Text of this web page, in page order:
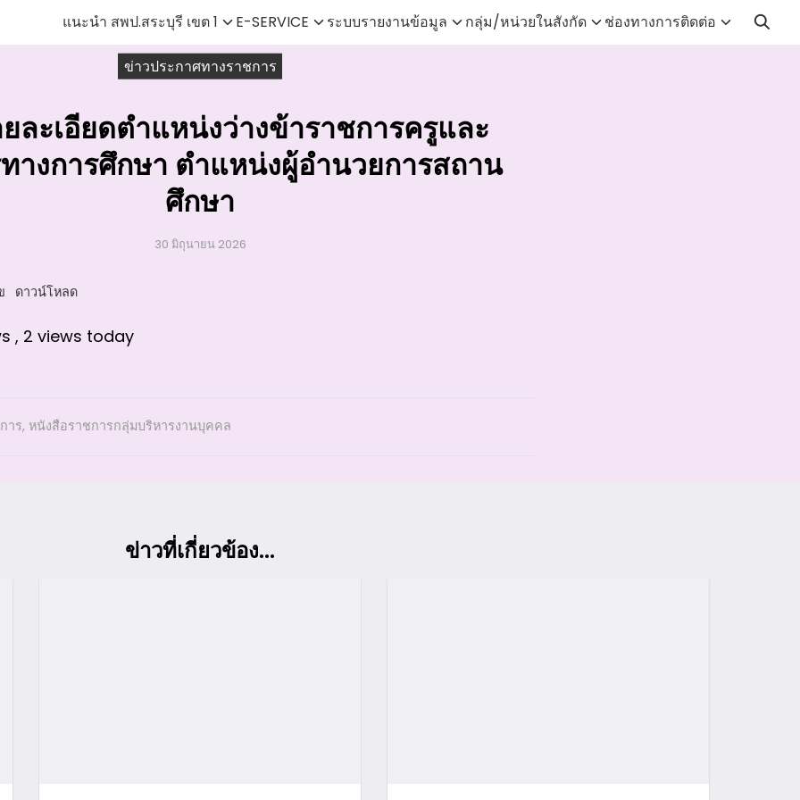
แนะนำ สพป.สระบุรี เขต 1 E-SERVICE ระบบรายงานข้อมูล กลุ่ม/หน่วยในสังกัด
ช่องทางการติดต่อ
ข่าวประกาศทางราชการ
ละเอียดตำแหน่งว่างข้าราชการครูและ
างการศึกษา ตำแหน่งผู้อำนวยการสถาน
ศึกษา
30 มิถุนายน 2026
ดาวน์โหลด
, 2 views today
าร, หนังสือราชการกลุ่มบริหารงานบุคคล
ข่าวที่เกี่ยวข้อง...